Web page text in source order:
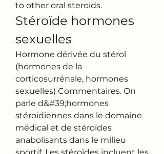
to other oral steroids.
Stéroïde hormones
sexuelles
Hormone dérivée du stérol
(hormones de la
corticosurrénale, hormones
sexuelles) Commentaires. On
parle d&#39;hormones
stéroïdiennes dans le domaine
médical et de stéroïdes
anabolisants dans le milieu